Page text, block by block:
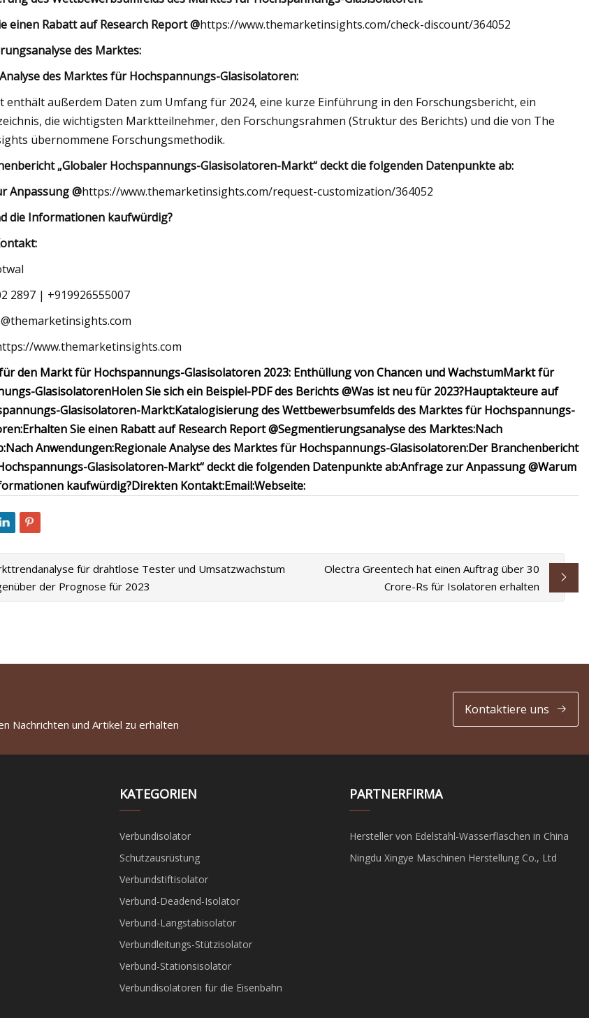
einen Rabatt auf Research Report @https://www.themarketinsights.com/check-discount/364052
des Marktes:
des Marktes für Hochspannungs-Glasisolatoren:
enthält außerdem Daten zum Umfang für 2024, eine kurze Einführung in den Forschungsbericht, ein
die wichtigsten Marktteilnehmer, den Forschungsrahmen (Struktur des Berichts) und die von The
übernommene Forschungsmethodik.
„Globaler Hochspannungs-Glasisolatoren-Markt“ deckt die folgenden Datenpunkte ab:
Anpassung @https://www.themarketinsights.com/request-customization/364052
die Informationen kaufwürdig?
2897 | +919926555007
www.themarketinsights.com
den Markt für Hochspannungs-Glasisolatoren 2023: Enthüllung von Chancen und WachstumMarkt für
GlasisolatorenHolen Sie sich ein Beispiel-PDF des Berichts @Was ist neu für 2023?Hauptakteure auf
Glasisolatoren-Markt:Katalogisierung des Wettbewerbsumfelds des Marktes für Hochspannungs-
Erhalten Sie einen Rabatt auf Research Report @Segmentierungsanalyse des Marktes:Nach
Nach Anwendungen:Regionale Analyse des Marktes für Hochspannungs-Glasisolatoren:Der Branchenbericht
Glasisolatoren-Markt“ deckt die folgenden Datenpunkte ab:Anfrage zur Anpassung @Warum
kaufwürdig?Direkten Kontakt:Email:Webseite:
für drahtlose Tester und Umsatzwachstum
der Prognose für 2023
Olectra Greentech hat einen Auftrag über 30
Crore-Rs für Isolatoren erhalten
Nachrichten und Artikel zu erhalten
Kontaktiere uns
KATEGORIEN
Verbundisolator
Schutzausrüstung
Verbundstiftisolator
Verbund-Deadend-Isolator
Verbund-Langstabisolator
Verbundleitungs-Stützisolator
Verbund-Stationsisolator
Verbundisolatoren für die Eisenbahn
PARTNERFIRMA
Hersteller von Edelstahl-Wasserflaschen in China
Ningdu Xingye Maschinen Herstellung Co., Ltd